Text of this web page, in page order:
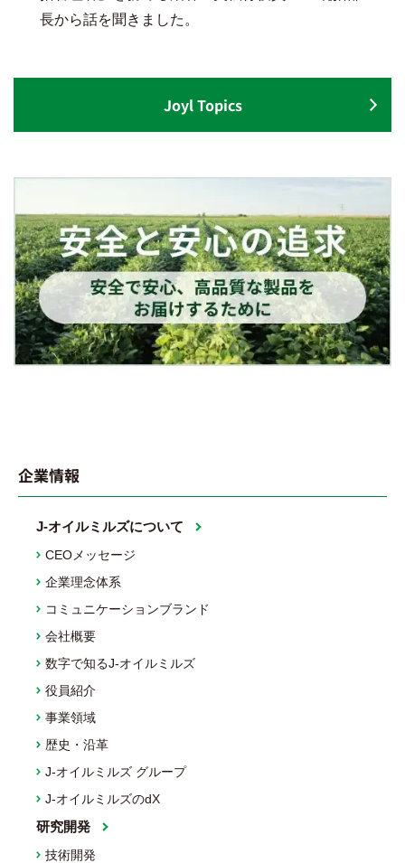
長から話を聞きました。
Joyl Topics
企業情報
J-オイルミルズについて
CEOメッセージ
企業理念体系
コミュニケーションブランド
会社概要
数字で知るJ-オイルミルズ
役員紹介
事業領域
歴史・沿革
J-オイルミルズ グループ
J-オイルミルズのdX
研究開発
技術開発